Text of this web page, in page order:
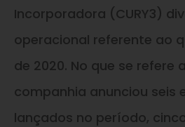
Incorporadora (CURY3)
operacional referente ao
de 2020. No que se refere
companhia anunciou seis
lançados no período,